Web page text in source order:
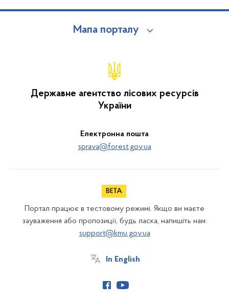
Мапа порталу
Державне агентство лісових ресурсів
України
Електронна пошта
sprava@forest.gov.ua
Портал працює в тестовому режимі. Якщо ви маєте
зауваження або пропозиції, будь ласка, напишіть нам:
support@kmu.gov.ua
In English